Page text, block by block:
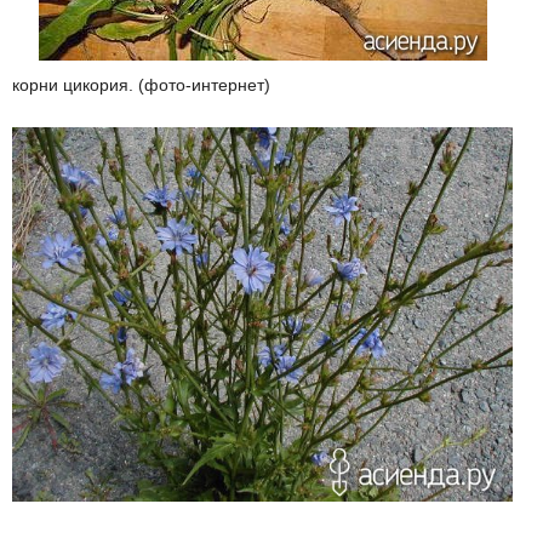
корни цикория. (фото-интернет)